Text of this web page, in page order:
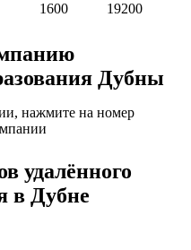
1600 19200
Дубны
нажмите на номер
удалённого
в Дубне